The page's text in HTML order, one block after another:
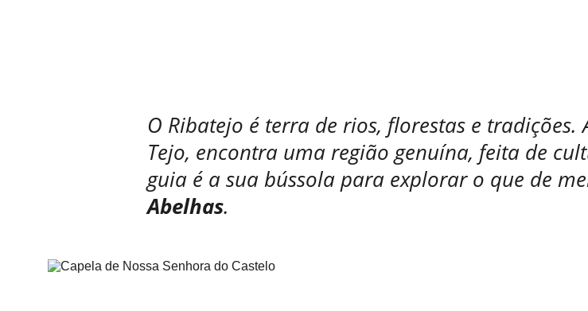
O Ribatejo é terra de rios, florestas e
Tejo, encontra uma região genuína, feita de
guia é a sua bússola para explorar o que de
Abelhas.